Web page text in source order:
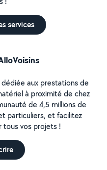
services
aux prestations de
à proximité de chez
de 4,5 millions de
particuliers, et facilitez
vos projets !